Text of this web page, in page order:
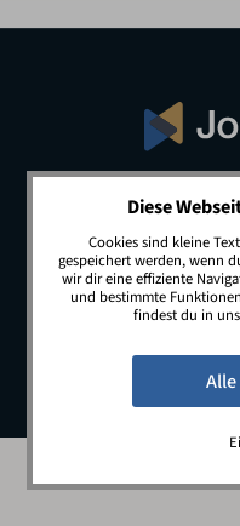
© 2026
Blog Jobs
Preise
Diese
Cookies sind kleine
gespeichert werden, wenn
wir dir eine effiziente
und bestimmte
findest du in